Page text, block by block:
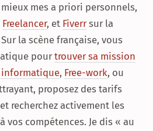
mieux mes a priori personnels,
Freelancer, et Fiverrsur la
la scène française, vous
pourtrouver sa mission
informatique, Free-work, ou
proposez des tarifs
recherchez activement les
vos compétences. Je dis « au